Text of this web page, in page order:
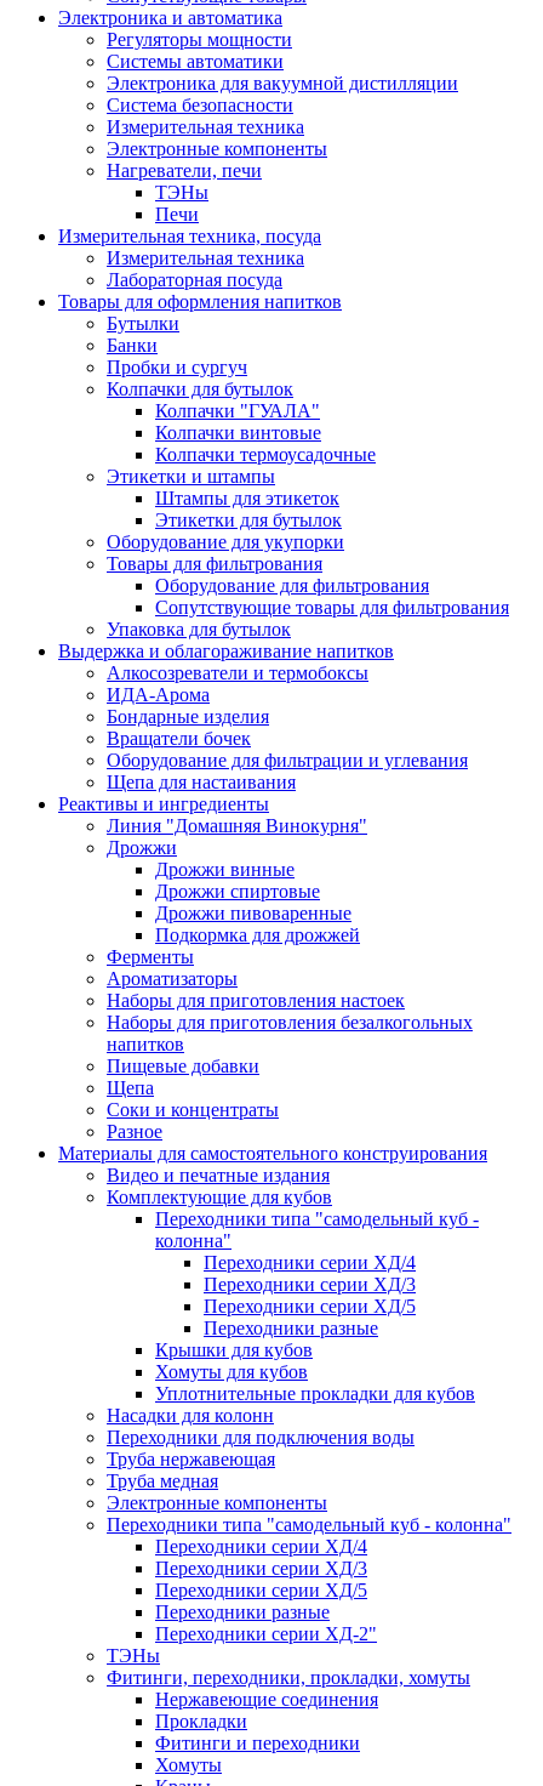
Электроника и автоматика
Регуляторы мощности
Системы автоматики
Электроника для вакуумной дистилляции
Система безопасности
Измерительная техника
Электронные компоненты
Нагреватели, печи
ТЭНы
Печи
Измерительная техника, посуда
Измерительная техника
Лабораторная посуда
Товары для оформления напитков
Бутылки
Банки
Пробки и сургуч
Колпачки для бутылок
Колпачки "ГУАЛА"
Колпачки винтовые
Колпачки термоусадочные
Этикетки и штампы
Штампы для этикеток
Этикетки для бутылок
Оборудование для укупорки
Товары для фильтрования
Оборудование для фильтрования
Сопутствующие товары для фильтрования
Упаковка для бутылок
Выдержка и облагораживание напитков
Алкосозреватели и термобоксы
ИДА-Арома
Бондарные изделия
Вращатели бочек
Оборудование для фильтрации и углевания
Щепа для настаивания
Реактивы и ингредиенты
Линия "Домашняя Винокурня"
Дрожжи
Дрожжи винные
Дрожжи спиртовые
Дрожжи пивоваренные
Подкормка для дрожжей
Ферменты
Ароматизаторы
Наборы для приготовления настоек
Наборы для приготовления безалкогольных
напитков
Пищевые добавки
Щепа
Соки и концентраты
Разное
Материалы для самостоятельного конструирования
Видео и печатные издания
Комплектующие для кубов
Переходники типа "самодельный куб -
колонна"
Переходники серии ХД/4
Переходники серии ХД/3
Переходники серии ХД/5
Переходники разные
Крышки для кубов
Хомуты для кубов
Уплотнительные прокладки для кубов
Насадки для колонн
Переходники для подключения воды
Труба нержавеющая
Труба медная
Электронные компоненты
Переходники типа "самодельный куб - колонна"
Переходники серии ХД/4
Переходники серии ХД/3
Переходники серии ХД/5
Переходники разные
Переходники серии ХД-2"
ТЭНы
Фитинги, переходники, прокладки, хомуты
Нержавеющие соединения
Прокладки
Фитинги и переходники
Хомуты